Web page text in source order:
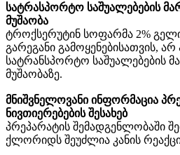
სატრასპორტო საშუალებების
მუშაობა
ტროქსერუტინ სოფარმა 2%
გარეგანი გამოყენებისათვის,
სატრანსპორტო საშუალებების
მუშაობაზე.
მნიშვნელოვანი ინფორმაცია
ნივთიერებების შესახებ
პრეპარატის შემადგენლობაში
ქლორიდს შეუძლია კანის